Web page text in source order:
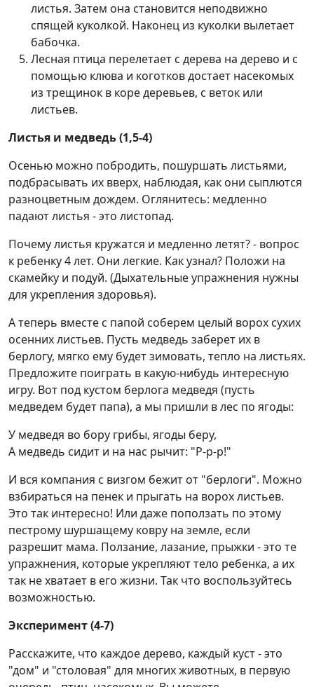
листья. Затем она становится неподвижно
спящей куколкой. Наконец из куколки вылетает
бабочка.
Лесная птица перелетает с дерева на дерево и с
помощью клюва и коготков достает насекомых
из трещинок в коре деревьев, с веток или
листьев.
Листья и медведь (1,5-4)
Осенью можно побродить, пошуршать листьями,
подбрасывать их вверх, наблюдая, как они сыплются
разноцветным дождем. Оглянитесь: медленно
падают листья - это листопад.
Почему листья кружатся и медленно летят? - вопрос
к ребенку 4 лет. Они легкие. Как узнал? Положи на
скамейку и подуй. (Дыхательные упражнения нужны
для укрепления здоровья).
А теперь вместе с папой соберем целый ворох сухих
осенних листьев. Пусть медведь заберет их в
берлогу, мягко ему будет зимовать, тепло на листьях.
Предложите поиграть в какую-нибудь интересную
игру. Вот под кустом берлога медведя (пусть
медведем будет папа), а мы пришли в лес по ягоды:
У медведя во бору грибы, ягоды беру,
А медведь сидит и на нас рычит: "Р-р-р!"
И вся компания с визгом бежит от "берлоги". Можно
взбираться на пенек и прыгать на ворох листьев.
Это так интересно! Или даже поползать по этому
пестрому шуршащему ковру на земле, если
разрешит мама. Ползание, лазание, прыжки - это те
упражнения, которые укрепляют тело ребенка, а их
так не хватает в его жизни. Так что воспользуйтесь
возможностью.
Эксперимент (4-7)
Расскажите, что каждое дерево, каждый куст - это
"дом" и "столовая" для многих животных, в первую